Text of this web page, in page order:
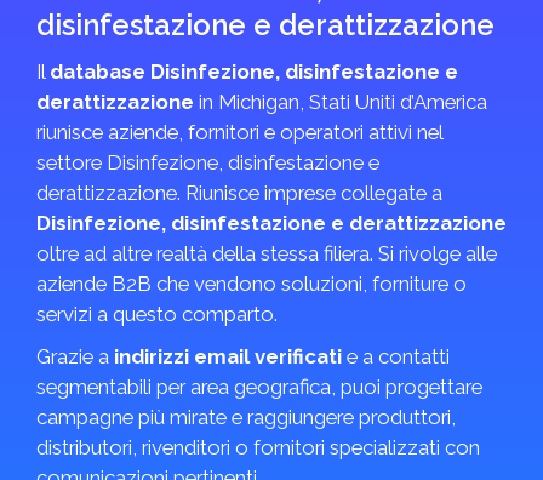
disinfestazione e derattizzazione
Il database Disinfezione, disinfestazione e
derattizzazione in Michigan, Stati Uniti d’America
riunisce aziende, fornitori e operatori attivi nel
settore Disinfezione, disinfestazione e
derattizzazione. Riunisce imprese collegate a
Disinfezione, disinfestazione e derattizzazione
oltre ad altre realtà della stessa filiera. Si rivolge alle
aziende B2B che vendono soluzioni, forniture o
servizi a questo comparto.
Grazie a indirizzi email verificati e a contatti
segmentabili per area geografica, puoi progettare
campagne più mirate e raggiungere produttori,
distributori, rivenditori o fornitori specializzati con